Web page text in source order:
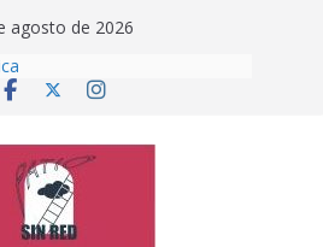
agosto de 2026
Mundial
hasta entonces…
infinita’ de recomendar
veraniegas